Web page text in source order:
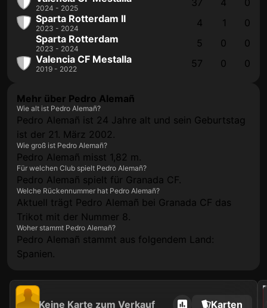
2024 - 2025 37 4
0
Sparta Rotterdam II
2023 - 2024 4 1
0
Sparta Rotterdam
2023 - 2024 5 0
0
Valencia CF Mestalla
2019 - 2022 57 0 0
Mehr über Pedro Alemañ
Wie alt ist Pedro Alemañ?
Pedro Alemañ ist 24 Jahre alt und sein Geburtstag
ist der 21. März 2002.
Wie groß ist Pedro Alemañ?
Pedro Alemañ misst 1,82 m.
Für welchen Club spielt Pedro Alemañ?
Pedro Alemañ spielt für Granada CF.
Welche Rückennummer hat Pedro Alemañ?
Aktuell trägt Pedro Alemañ bei Granada CF das
Trikot mit der Nummer 8.
Woher stammt Pedro Alemañ?
Pedro Alemañ stammt aus folgendem Land:
Spanien.
Keine Karte zum Verkauf Karten
2022